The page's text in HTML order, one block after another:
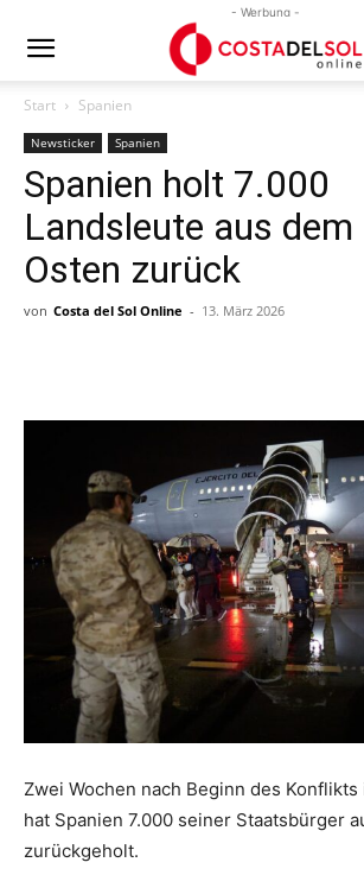
- Werbung -
Start Spanien
Newsticker Spanien
Spanien holt 7.000
Landsleute aus dem
Osten zurück
von Costa del Sol Online - 13. März 2026
Zwei Wochen nach Beginn des Konflikts
hat Spanien 7.000 seiner Staatsbürger
zurückgeholt.